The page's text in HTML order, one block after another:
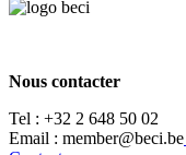
Nous contacter
Tel : +32 2 648 50 02​
​​Email : member@beci.be